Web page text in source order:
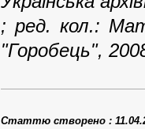
; ред. кол.:
"Горобець",
Статтю створено :